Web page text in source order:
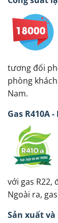
tương đối
phòng
Nam.
Gas R410A
với gas R22,
Ngoài ra,
Sản xuất